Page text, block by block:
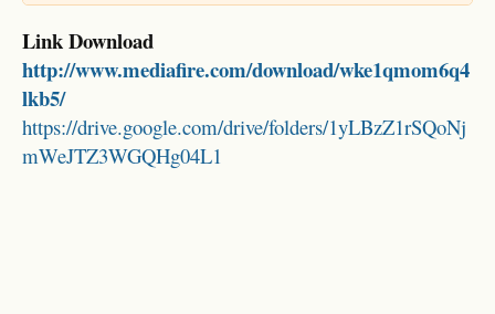
Link Download
http://www.mediafire.com/download/wke1qmom6q4
lkb5/
https://drive.google.com/drive/folders/1yLBzZ1rSQoNj
mWeJTZ3WGQHg04L1